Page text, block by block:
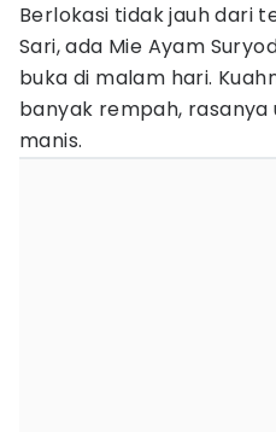
Berlokasi tidak jauh dari
Sari, ada Mie Ayam
buka di malam hari.
banyak rempah,
manis.